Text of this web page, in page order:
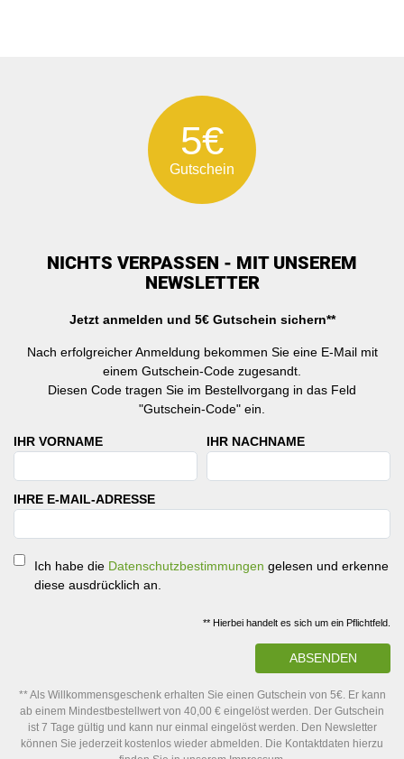
5€
Gutschein
NICHTS VERPASSEN - MIT UNSEREM
NEWSLETTER
Jetzt anmelden und 5€ Gutschein sichern**
Nach erfolgreicher Anmeldung bekommen Sie eine E-Mail mit
einem Gutschein-Code zugesandt.
Diesen Code tragen Sie im Bestellvorgang in das Feld
"Gutschein-Code" ein.
IHR VORNAME IHR NACHNAME
IHRE E-MAIL-ADRESSE
Ich habe die Datenschutzbestimmungen gelesen und erkenne
diese ausdrücklich an.
** Hierbei handelt es sich um ein Pflichtfeld.
ABSENDEN
** Als Willkommensgeschenk erhalten Sie einen Gutschein von 5€. Er kann
ab einem Mindestbestellwert von 40,00 € eingelöst werden. Der Gutschein
ist 7 Tage gültig und kann nur einmal eingelöst werden. Den Newsletter
können Sie jederzeit kostenlos wieder abmelden. Die Kontaktdaten hierzu